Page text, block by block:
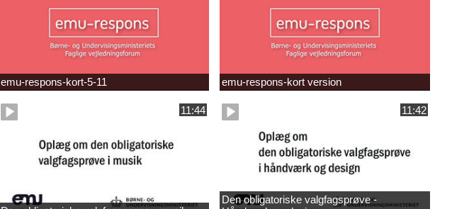
emu-respons-kort-5-11 emu-respons-kort version
11:44 11:42
Den obligatoriske valgfagsprøve -